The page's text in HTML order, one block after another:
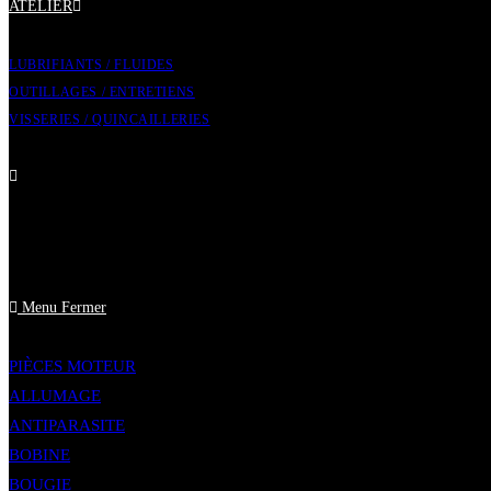
ATELIER
LUBRIFIANTS / FLUIDES
OUTILLAGES / ENTRETIENS
VISSERIES / QUINCAILLERIES
Toggle
Menu Fermer
PIÈCES MOTEUR
ALLUMAGE
ANTIPARASITE
BOBINE
BOUGIE